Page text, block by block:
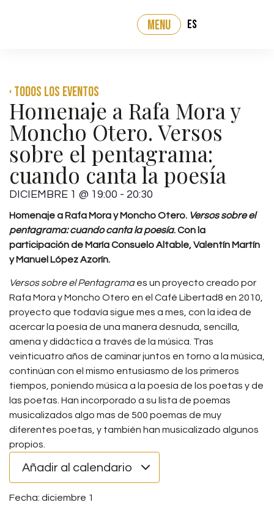
MENU ES
‹ Todos los eventos
Homenaje a Rafa Mora y
Moncho Otero. Versos
sobre el pentagrama:
cuando canta la poesía
DICIEMBRE 1 @ 19:00 - 20:30
Homenaje a Rafa Mora y Moncho Otero. Versos sobre el
pentagrama: cuando canta la poesía. Con la
participación de MaríaConsuelo Altable, Valentín Martín
y Manuel López Azorín.
Versos sobre el Pentagramaes un proyecto creado por
Rafa Mora y Moncho Otero en el Café Libertad8 en 2010,
proyecto que todavía sigue mes a mes, con la idea de
acercar la poesía de una manera desnuda, sencilla,
amena y didáctica a través de la música. Tras
veinticuatro años de caminar juntos en torno a la música,
continúan con el mismo entusiasmo de los primeros
tiempos, poniendo música a la poesía de los poetas y de
las poetas. Han incorporado a su lista de poemas
musicalizados algo mas de 500 poemas de muy
diferentes poetas, y también han musicalizado algunos
propios.
Añadir al calendario
diciembre 1